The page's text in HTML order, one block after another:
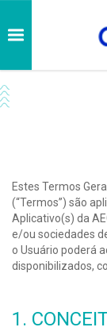
Estes Termos
(“Termos”) são
Aplicativo(s) da
e/ou sociedades
o Usuário poderá
disponibilizados,
1.